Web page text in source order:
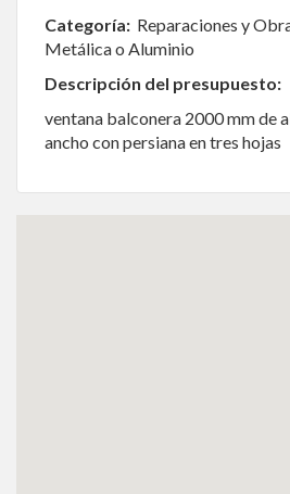
Categoría: Reparaciones y
Metálica o Aluminio
Descripción del presupuesto:
ventana balconera 2000 mm de
ancho con persiana en tres hojas